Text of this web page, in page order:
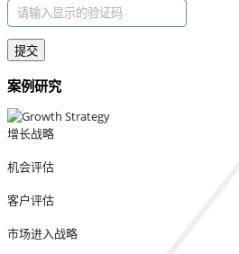
提交
案例研究
增长战略
机会评估
客户评估
市场进入战略